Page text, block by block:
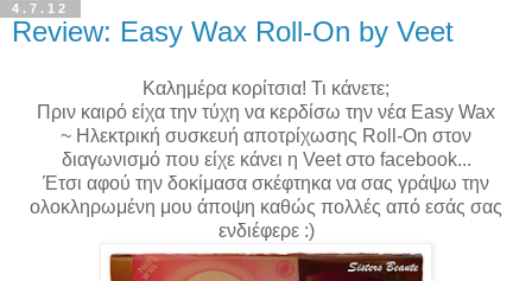
4.7.12
Review: Easy Wax Roll-On by Veet
Καλημέρα κορίτσια! Τι κάνετε;
Πριν καιρό είχα την τύχη να κερδίσω την νέα Easy Wax
~ Ηλεκτρική συσκευή αποτρίχωσης Roll-On στον
διαγωνισμό που είχε κάνει η Veet στο facebook...
Έτσι αφού την δοκίμασα σκέφτηκα να σας γράψω την
ολοκληρωμένη μου άποψη καθώς πολλές από εσάς σας
ενδιέφερε :)